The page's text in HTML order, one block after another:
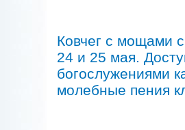
Ковчег с мощами
24 и 25 мая.
богослужениями
молебные пения